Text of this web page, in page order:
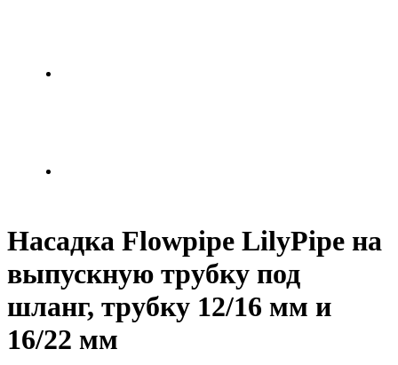
Насадка Flowpipe LilyPipe на
выпускную трубку под
шланг, трубку 12/16 мм и
16/22 мм